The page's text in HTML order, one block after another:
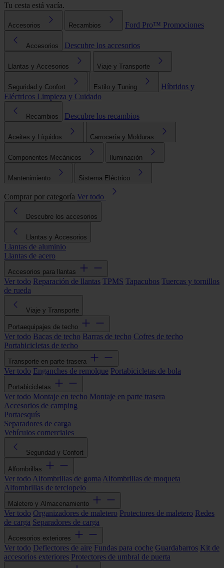
Tu cesta está vacía.
Accesorios Recambios Ford Pro™ Promociones
Accesorios Descubre los accesorios
Llantas y Accesorios Viaje y Transporte
Seguridad y Confort Estilo y Tuning
Híbridos y
Eléctricos Limpieza y Cuidado
Recambios Descubre los recambios
Aceites y Líquidos Carrocería y Molduras
Componentes Mecánicos Iluminación
Mantenimiento Sistema Eléctrico
Comprar por categoría Ver todo
Descubre los accesorios
Llantas y Accesorios
Llantas de aluminio
Llantas de acero
Accesorios para llantas
Ver todo Reparación de llantas TPMS Tapacubos Tuercas y tornillos
de rueda
Viaje y Transporte
Portaequipajes de techo
Ver todo Bacas de techo Barras de techo Cofres de techo
Portabicicletas de techo
Transporte en parte trasera
Ver todo Enganches de remolque Portabicicletas de bola
Portabicicletas
Ver todo Montaje en techo Montaje en parte trasera
Accesorios de camping
Portaesquís
Separadores de carga
Vehículos comerciales
Seguridad y Confort
Alfombrillas
Ver todo Alfombrillas de goma Alfombrillas de moqueta
Alfombrillas de terciopelo
Maletero y Almacenamiento
Ver todo Organizadores de maletero Protectores de maletero Redes
de carga Separadores de carga
Accesorios exteriores
Ver todo Deflectores de aire Fundas para coche Guardabarros Kit de
accesorios exteriores Protectores de umbral de puerta